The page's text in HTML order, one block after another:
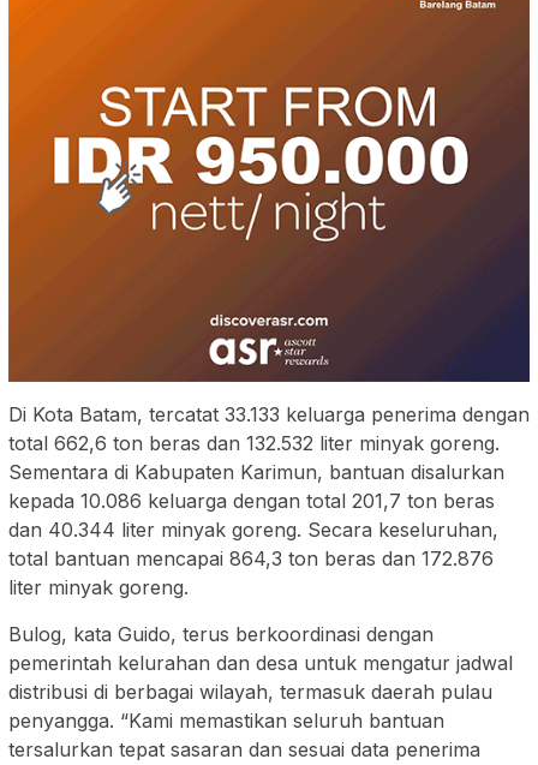
Di Kota Batam, tercatat 33.133 keluarga penerima dengan
total 662,6 ton beras dan 132.532 liter minyak goreng.
Sementara di Kabupaten Karimun, bantuan disalurkan
kepada 10.086 keluarga dengan total 201,7 ton beras
dan 40.344 liter minyak goreng. Secara keseluruhan,
total bantuan mencapai 864,3 ton beras dan 172.876
liter minyak goreng.
Bulog, kata Guido, terus berkoordinasi dengan
pemerintah kelurahan dan desa untuk mengatur jadwal
distribusi di berbagai wilayah, termasuk daerah pulau
penyangga. “Kami memastikan seluruh bantuan
tersalurkan tepat sasaran dan sesuai data penerima